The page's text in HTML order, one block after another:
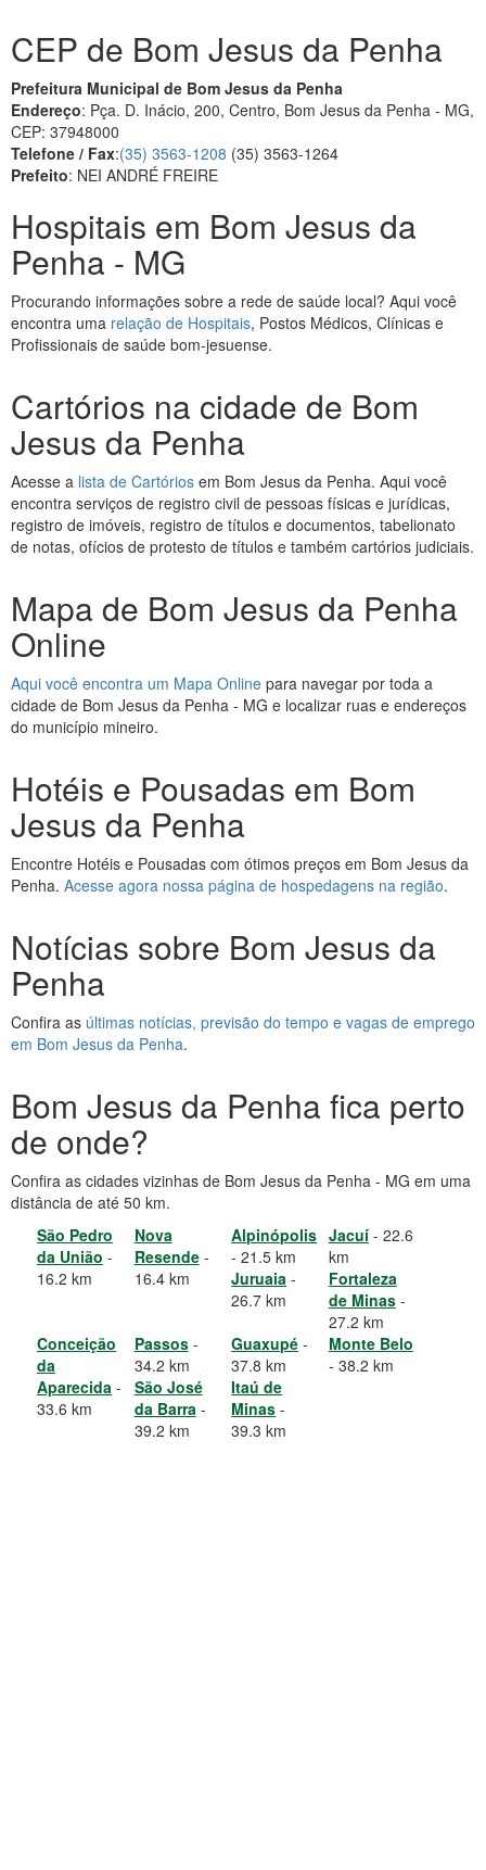
CEP de Bom Jesus da Penha
Prefeitura Municipal de Bom Jesus da Penha
Endereço: Pça. D. Inácio, 200, Centro, Bom Jesus da Penha - MG,
CEP: 37948000
Telefone / Fax:(35) 3563-1208 (35) 3563-1264
Prefeito: NEI ANDRÉ FREIRE
Hospitais em Bom Jesus da
Penha - MG
Procurando informações sobre a rede de saúde local? Aqui você
encontra uma relação de Hospitais, Postos Médicos, Clínicas e
Profissionais de saúde bom-jesuense.
Cartórios na cidade de Bom
Jesus da Penha
Acesse a lista de Cartórios em Bom Jesus da Penha. Aqui você
encontra serviços de registro civil de pessoas físicas e jurídicas,
registro de imóveis, registro de títulos e documentos, tabelionato
de notas, ofícios de protesto de títulos e também cartórios judiciais.
Mapa de Bom Jesus da Penha
Online
Aqui você encontra um Mapa Online para navegar por toda a
cidade de Bom Jesus da Penha - MG e localizar ruas e endereços
do município mineiro.
Hotéis e Pousadas em Bom
Jesus da Penha
Encontre Hotéis e Pousadas com ótimos preços em Bom Jesus da
Penha. Acesse agora nossa página de hospedagens na região.
Notícias sobre Bom Jesus da
Penha
Confira as últimas notícias, previsão do tempo e vagas de emprego
em Bom Jesus da Penha.
Bom Jesus da Penha fica perto
de onde?
Confira as cidades vizinhas de Bom Jesus da Penha - MG em uma
distância de até 50 km.
São Pedro
da União -
16.2 km
Nova
Resende-
16.4 km
Alpinópolis
- 21.5 km
Jacuí- 22.6
km
Juruaia -
26.7 km
Fortaleza
de Minas-
27.2 km
Conceição
da
Aparecida -
33.6 km
Passos-
34.2 km
Guaxupé -
37.8 km
Monte Belo
- 38.2 km
São José
da Barra-
39.2 km
Itaú de
Minas -
39.3 km